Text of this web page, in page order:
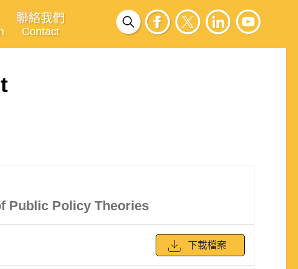
聯絡我們
Contact
Public Policy Theories
下載檔案